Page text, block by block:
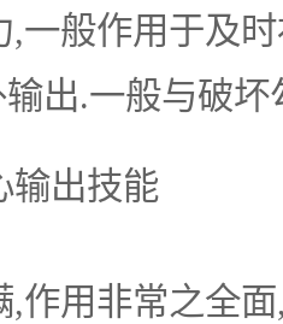
,一般作用于及
输出.一般与破坏
出技能
用非常之全面,